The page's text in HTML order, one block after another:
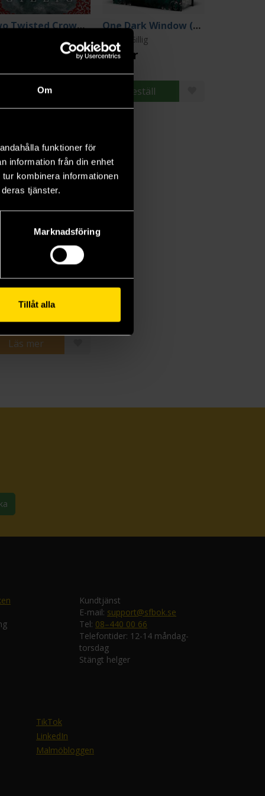
Om
funktioner för
information från din enhet
kombinera informationen
tjänster.
Marknadsföring
Tillåt alla
Two Twisted Crowns (svensk utgåva)
Beställ
One Dark Window (Special Edition)
Rachel Gillig
399 kr
Beställ
The Knight and the Moth (svensk utgåva)
Gillig
kr
Läs mer
Kundtjänst
E-mail: support@sfbok.se
Tel: 08–440 00 66
Telefontider: 12-14 måndag-
torsdag
Stängt helger
TikTok
LinkedIn
Malmöbloggen